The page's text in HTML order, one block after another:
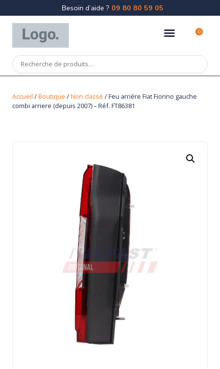
Besoin d’aide ? 09 80 80 59 05
0
Accueil /Boutique /Non classé / Feu arrière Fiat Fiorino gauche
combi arriere (depuis 2007) – Réf. FT86381